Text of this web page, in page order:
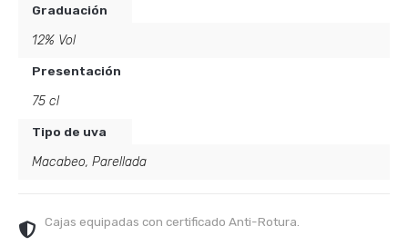
Graduación
12% Vol
Presentación
75 cl
Tipo de uva
Macabeo, Parellada
Cajas equipadas con certificado Anti-Rotura.